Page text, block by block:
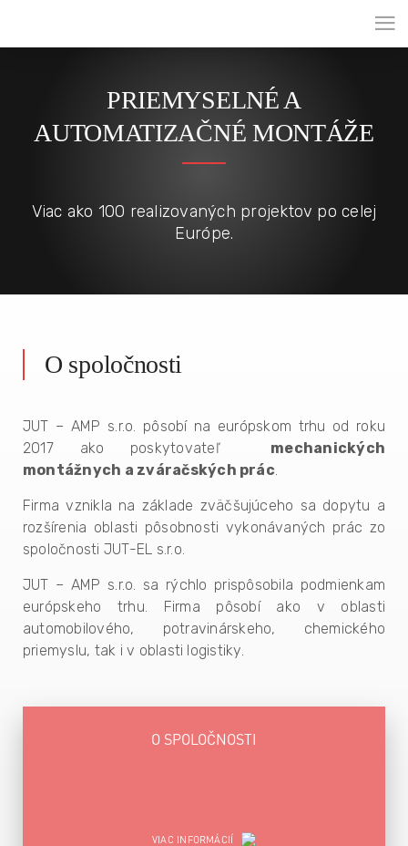
PRIEMYSELNÉ A
AUTOMATIZAČNÉ MONTÁŽE
Viac ako 100 realizovaných projektov po celej
Európe.
O spoločnosti
JUT – AMP s.r.o. pôsobí na európskom trhu od roku
2017 ako poskytovateľ
mechanických
montážnych a zváračských prác.
Firma vznikla na základe zväčšujúceho sa dopytu a
rozšírenia oblasti pôsobnosti vykonávaných prác zo
spoločnosti JUT-EL s.r.o.
JUT – AMP s.r.o. sa rýchlo prispôsobila podmienkam
európskeho trhu. Firma pôsobí ako v oblasti
automobilového, potravinárskeho, chemického
priemyslu, tak i v oblasti logistiky.
O SPOLOČNOSTI
VIAC INFORMÁCIÍ